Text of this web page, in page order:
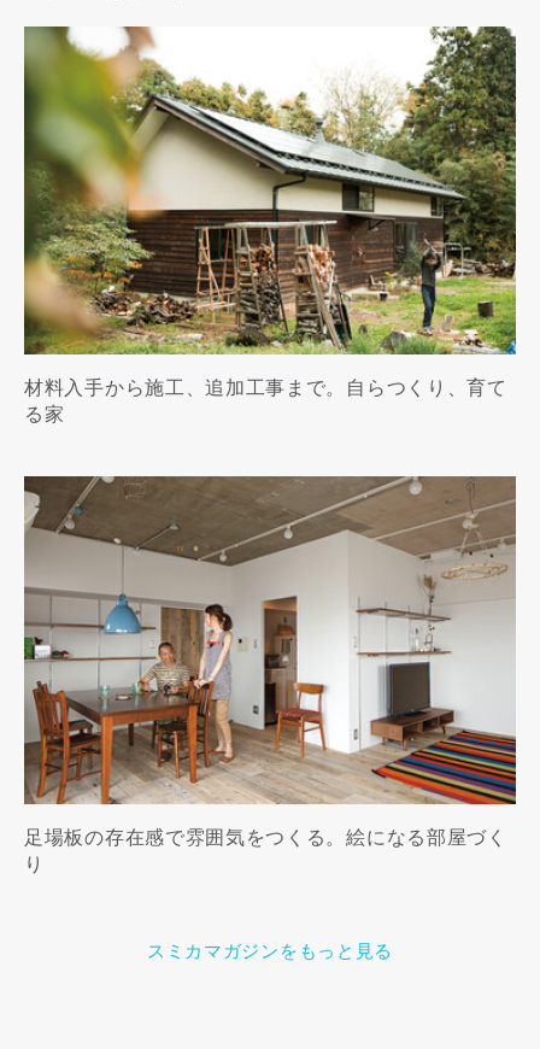
材料入手から施工、追加工事まで。自らつくり、育て
る家
足場板の存在感で雰囲気をつくる。絵になる部屋づく
り
スミカマガジンをもっと見る